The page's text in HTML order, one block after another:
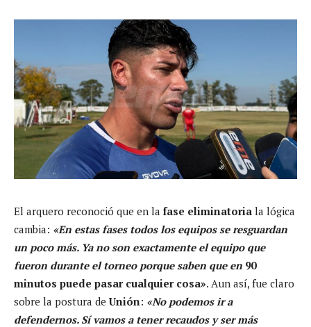
El arquero reconoció que en la fase eliminatoria la lógica
cambia: «En estas fases todos los equipos se resguardan
un poco más. Ya no son exactamente el equipo que
fueron durante el torneo porque saben que en 90
minutos puede pasar cualquier cosa». Aun así, fue claro
sobre la postura deUnión: «No podemos ir a
defendernos. Sí vamos a tener recaudos y ser más